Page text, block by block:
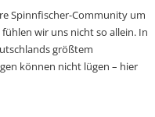
Spinnfischer-Community um
wir uns nicht so allein. In
größtem
können nicht lügen – hier